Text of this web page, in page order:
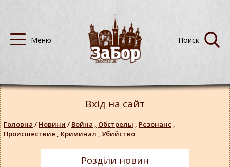
Вхід на сайт
Головна / Новини / Война , Обстрелы , Резонанс ,
Происшествие , Криминал , Убийство
Розділи новин